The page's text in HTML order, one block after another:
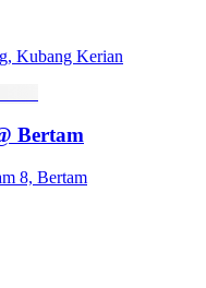
Kubang Kerian
Bertam
8, Bertam